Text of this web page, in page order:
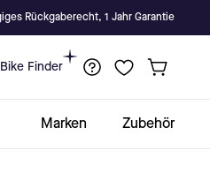
Rückgaberecht, 1 Jahr Garantie
Bike Finder
Marken Zubehör